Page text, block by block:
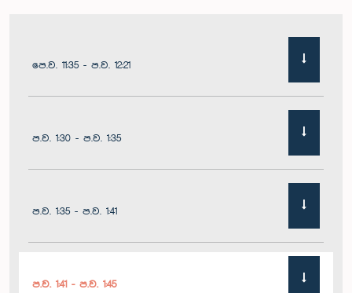
පෙ.ව. 11:35 - ප.ව. 12:21
ප.ව. 1:30 - ප.ව. 1:35
ප.ව. 1:35 - ප.ව. 1:41
ප.ව. 1:41 - ප.ව. 1:45